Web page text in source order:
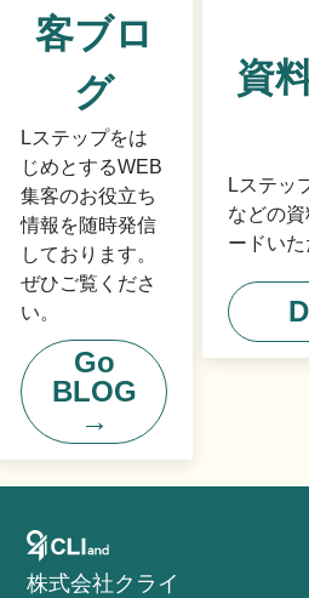
客ブロ
グ
Lステップをは
じめとするWEB
集客のお役立ち
情報を随時発信
しております。
ぜひご覧くださ
い。
Go
BLOG
→
資
Lステッ
などの
ードいた
株式会社クライ